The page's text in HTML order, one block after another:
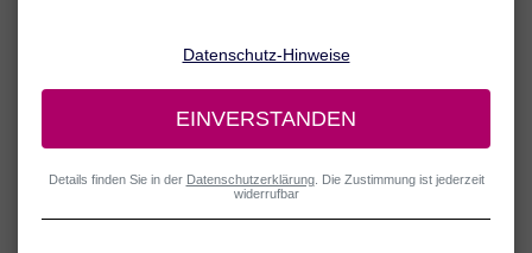
Kinder & Sonne: Das sollten Sie
wissen
Bei Kindern sind die körpereigenen Schutzmechanismen
gegenüber der Sonne noch nicht vollständig ausgebildet – die